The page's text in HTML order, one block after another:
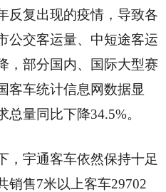
反复出现的疫情 ，导致各
公交客运量、中短途客运
，部分国内、国际大型赛
客车统计信息网数据显
量同比下降34.5%。
，宇通客车依然保持十足
销售7米以上客车29702